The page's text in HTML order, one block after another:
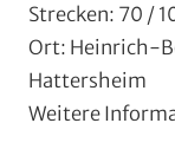
Strecken: 70 /
Ort: Heinrich-
Hattersheim
Weitere